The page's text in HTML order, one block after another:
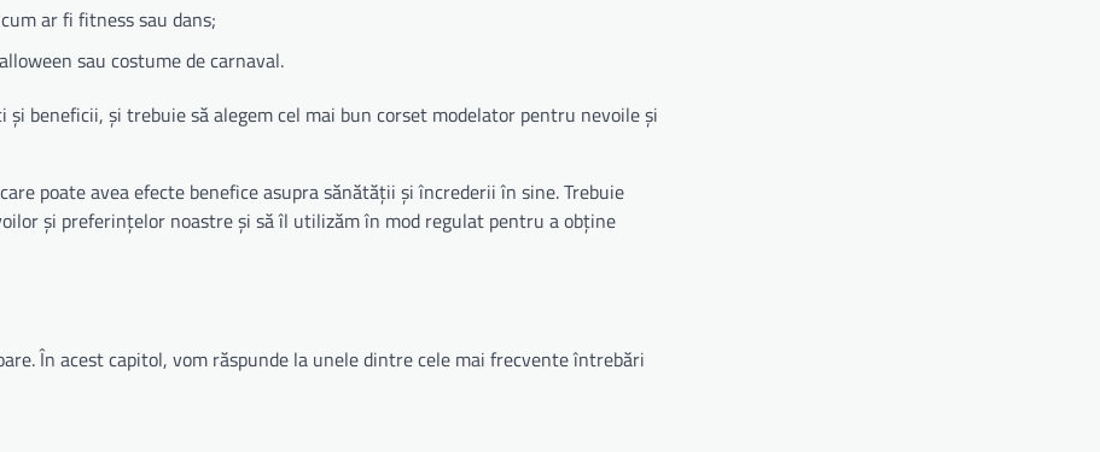
ar fi fitness sau dans;
sau costume de carnaval.
beneficii, și trebuie să alegem cel mai bun corset modelator pentru nevoile și
poate avea efecte benefice asupra sănătății și încrederii în sine. Trebuie
și preferințelor noastre și să îl utilizăm în mod regulat pentru a obține
În acest capitol, vom răspunde la unele dintre cele mai frecvente întrebări